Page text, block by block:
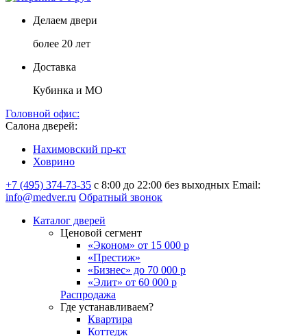
Делаем двери
более 20 лет
Доставка
Кубинка и МО
Головной офис:
Салона дверей:
Нахимовский пр-кт
Ховрино
+7 (495) 374-73-35 с 8:00 до 22:00 без выходных Email:
info@medver.ru Обратный звонок
Каталог дверей
Ценовой сегмент
«Эконом» от 15 000 р
«Престиж»
«Бизнес» до 70 000 р
«Элит» от 60 000 р
Распродажа
Где устанавливаем?
Квартира
Коттедж